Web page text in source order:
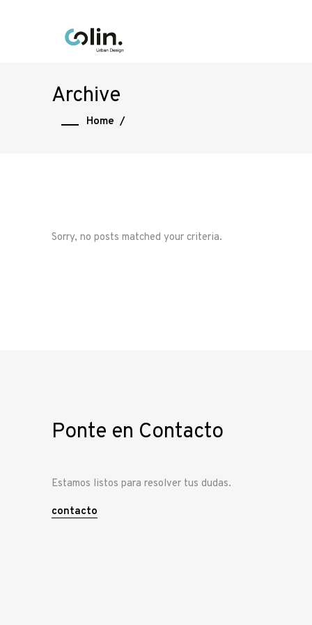
Archive
Home /
Sorry, no posts matched your criteria.
Ponte en Contacto
Estamos listos para resolver tus dudas.
contacto